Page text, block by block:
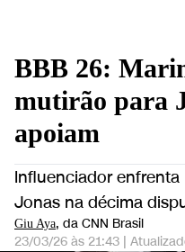
BBB 26:
mutirão para
apoiam
Influenciador enfrenta
Jonas na décima
Giu Aya, da CNN Brasil
23/03/26 às 21:43 |